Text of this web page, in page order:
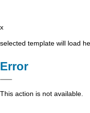
x
selected template will load
Error
This action is not available.